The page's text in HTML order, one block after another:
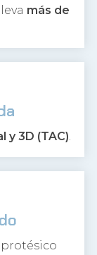
más de
y 3D (TAC).